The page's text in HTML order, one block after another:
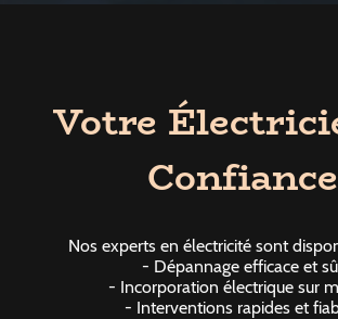
Votre
Confiance
Nos experts en électricité sont
- Dépannage efficace et
- Incorporation électrique sur
- Interventions rapides et